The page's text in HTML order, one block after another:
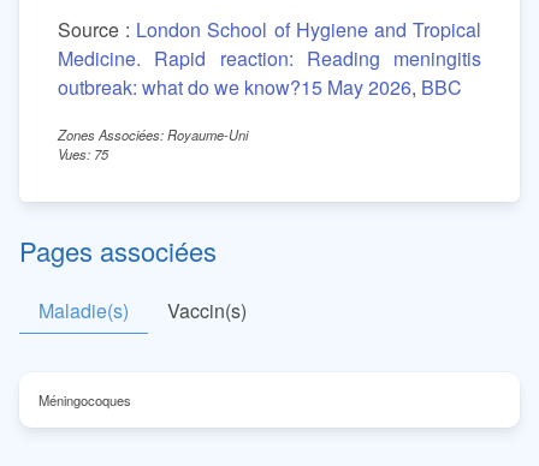
Source : London School of Hygiene and Tropical
Medicine. Rapid reaction: Reading meningitis
outbreak: what do we know?15 May 2026, BBC
Zones Associées: Royaume-Uni
Vues: 75
Pages associées
Maladie(s) Vaccin(s)
Méningocoques